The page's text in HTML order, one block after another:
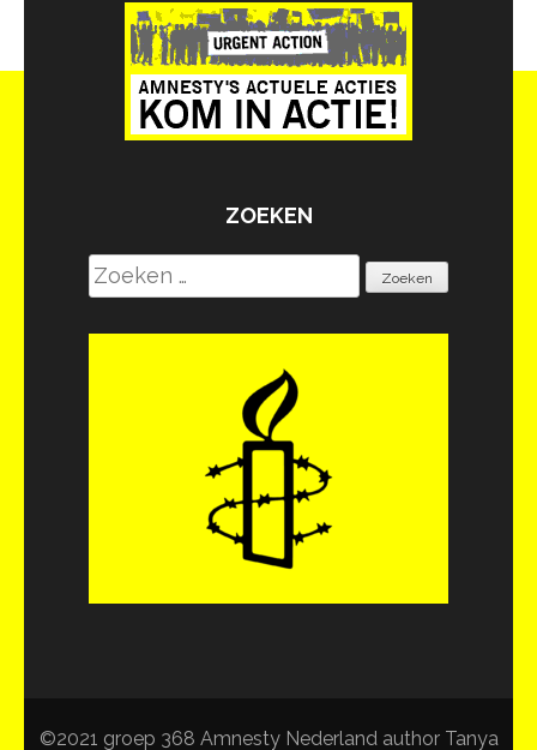
ZOEKEN
Zoeken
naar:
©2021 groep 368 Amnesty Nederland author Tanya